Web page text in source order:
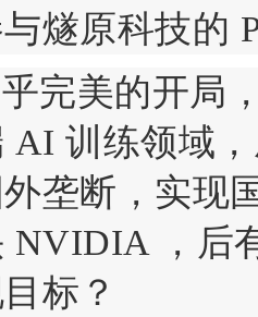
燧原科技的
完美的开
AI 训练领域
垄断，实现
NVIDIA ，后
标？